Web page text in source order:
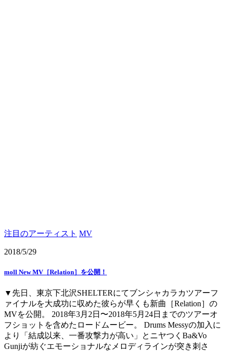
注目のアーティスト MV
2018/5/29
moll New MV［Relation］を公開！
▼先日、東京下北沢SHELTERにてブンシャカラカツアーフ
ァイナルを大成功に収めた彼らが早くも新曲［Relation］の
MVを公開。 2018年3月2日〜2018年5月24日までのツアーオ
フショットを含めたロードムービー。 Drums Messyの加入に
より「結成以来、一番攻撃力が高い」とニヤつくBa&Vo
Gunjiが紡ぐエモーショナルなメロディラインが突き刺さ